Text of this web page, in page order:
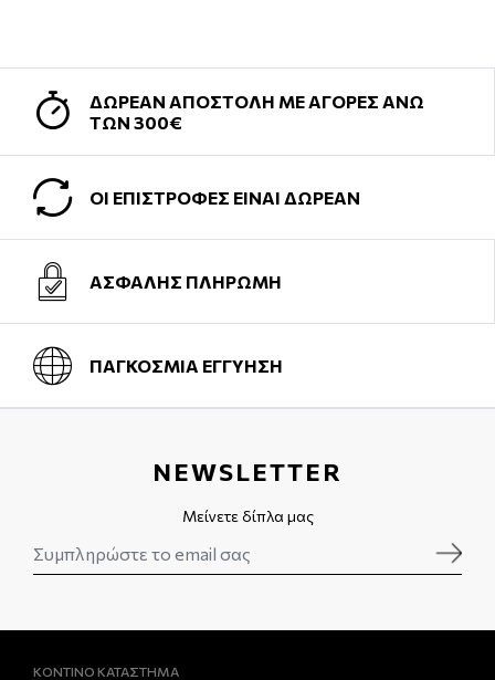
ΔΩΡΕΑΝ ΑΠΟΣΤΟΛΗ ΜΕ ΑΓΟΡΕΣ ΑΝΩ
ΤΩΝ 300€
ΟΙ ΕΠΙΣΤΡΟΦΕΣ ΕΙΝΑΙ ΔΩΡΕΑΝ
ΑΣΦΑΛΗΣ ΠΛΗΡΩΜΗ
ΠΑΓΚΟΣΜΙΑ ΕΓΓΥΗΣΗ
NEWSLETTER
Μείνετε δίπλα μας
ΚΟΝΤΙΝΟ ΚΑΤΑΣΤΗΜΑ